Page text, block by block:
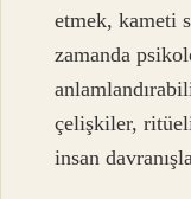
etmek, kameti
zamanda
çelişkiler,
insan